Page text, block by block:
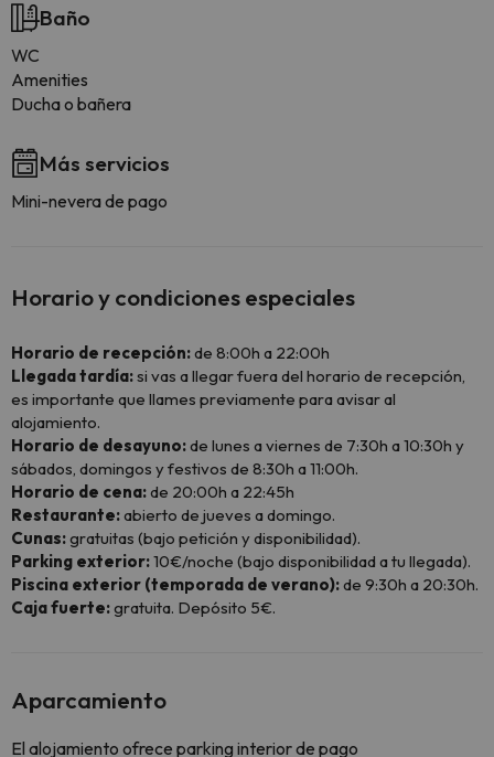
Baño
WC
Amenities
Ducha o bañera
Más servicios
Mini-nevera de pago
Horario y condiciones especiales
Horario de recepción:de 8:00h a 22:00h
Llegada tardía:si vas a llegar fuera del horario de recepción,
es importante que llames previamente para avisar al
alojamiento.
Horario de desayuno:de lunes a viernes de 7:30h a 10:30h y
sábados, domingos y festivos de 8:30h a 11:00h.
Horario de cena:de 20:00h a 22:45h
Restaurante:abierto de jueves a domingo.
Cunas:gratuitas (bajo petición y disponibilidad).
Parking exterior:10€/noche (bajo disponibilidad a tu llegada).
Piscina exterior (temporada de verano):de 9:30h a 20:30h.
Caja fuerte:gratuita. Depósito 5€.
Aparcamiento
El alojamiento ofrece parking interior de pago